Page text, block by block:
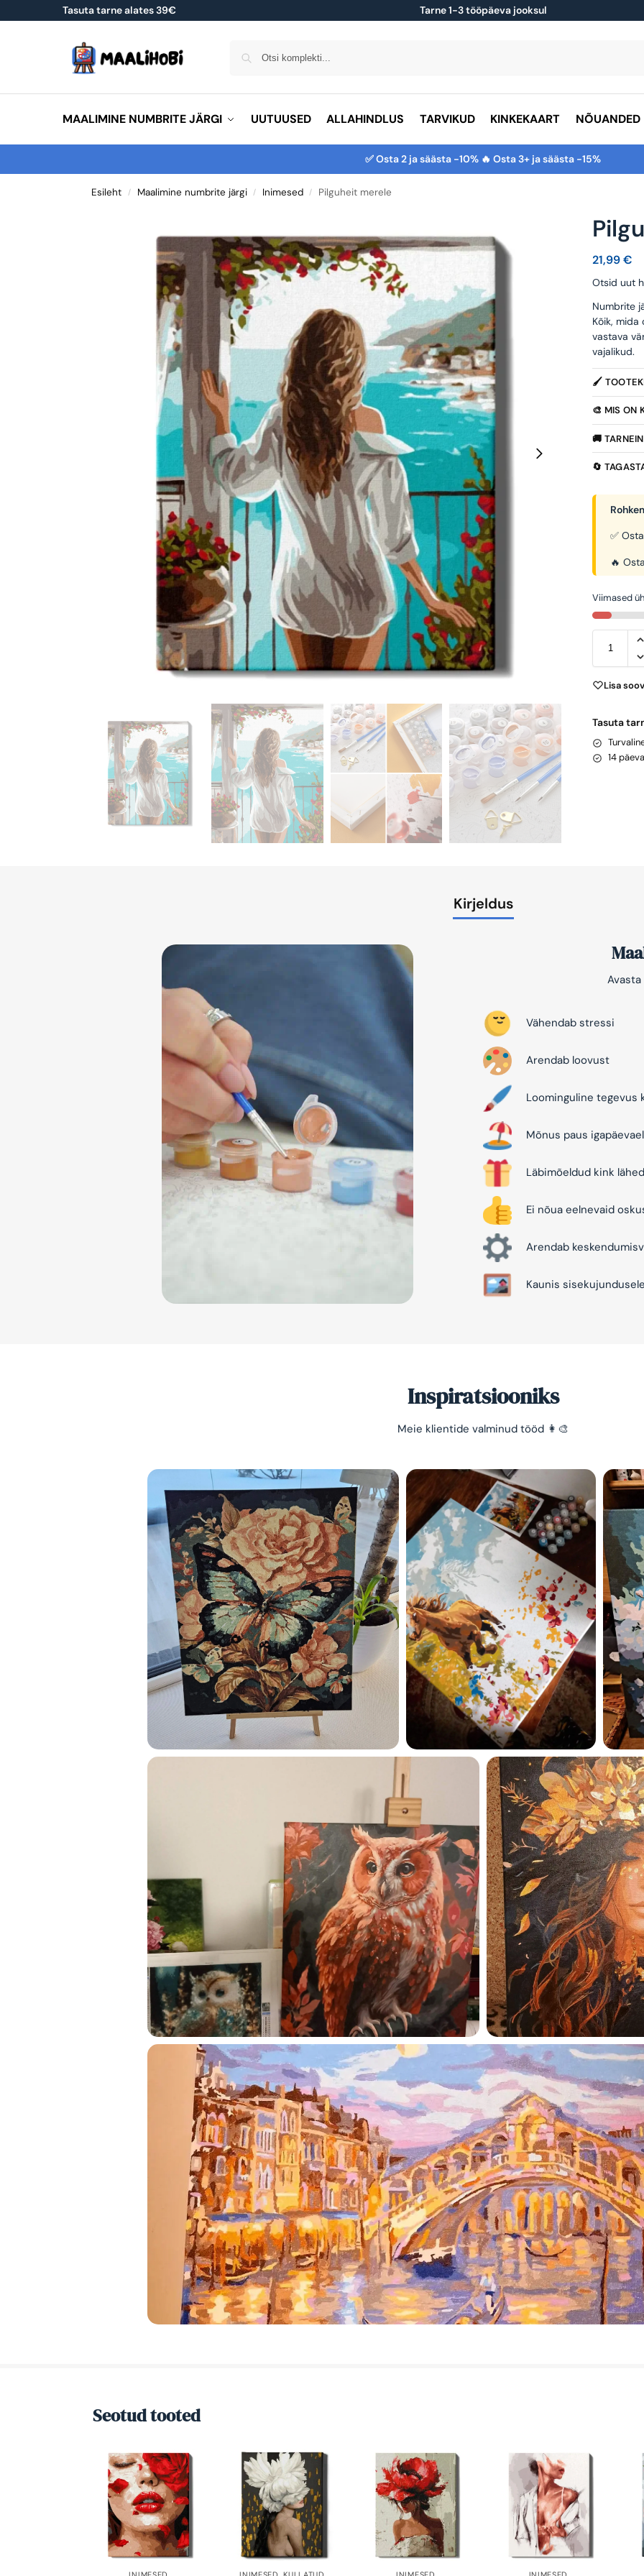
Tasuta tarne alates 39€ Tarne 1-3 tööpäeva jooksul
MAALIMINE NUMBRITE JÄRGI UUTUUSED ALLAHINDLUS TARVIKUD KINKEKAART NÕUANDED
✅ Osta 2 ja säästa -10% 🔥 Osta 3+ ja säästa -15%
Esileht / Maalimine numbrite järgi / Inimesed / Pilguheit merele
21,99€
Otsid uut
Numbrite
Kõik,
vastava
vajalikud.
🖌️
🎨 MIS ON
🚚
🔄
✅
🔥
Viimased
Lisa
Tasuta
14
Kirjeldus
Vähendab stressi
Arendab loovust
Loominguline tegevus
Mõnus paus
Läbimõeldud kink
Ei nõua eelnevaid
Arendab
Kaunis
Inspiratsiooniks
Meie klientide valminud tööd 👩‍🎨
Seotud tooted
Lihtne viis lõõgastuda ja
mõtted puhata lasta 😌
Olen tutvunud
privaatsuspoliitikaga ja
sellega
Maalihobi.eePrivaatsuspoliitika
TELLI